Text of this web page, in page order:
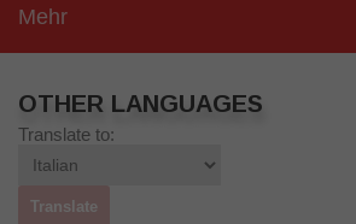
Mehr
OTHER LANGUAGES
Translate to: